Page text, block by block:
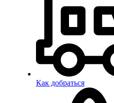
Как добраться